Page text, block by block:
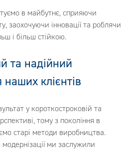
в майбутнє, сприяючи
заохочуючи інновації та роблячи
і більш стійкою.
та надійний
клієнтів
у короткостроковій та
тому з покоління в
старі методи виробництва.
ми заслужили